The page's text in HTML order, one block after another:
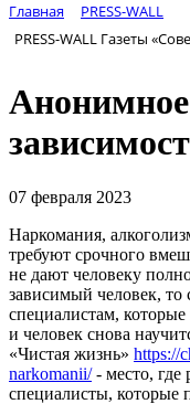
Главная
PRESS-WALL
PRESS-WALL Газеты
Анонимное
07 февраля 2023
Наркомания,
требуют срочного
не дают человеку
зависимый человек, то
специалистам,
и человек снова
«Чистая жизнь» https://
narkomanii/- место, где
специалисты, которые